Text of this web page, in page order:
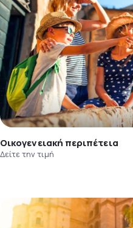
Οικογενειακή περιπέτεια
Δείτε την τιμή